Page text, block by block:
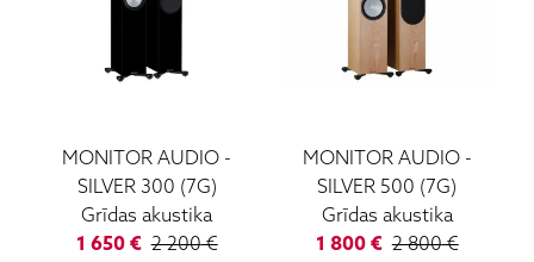
MONITOR AUDIO -
SILVER 300 (7G)
Grīdas akustika
1 650€ 2 200€
MONITOR AUDIO-
SILVER 500 (7G)
Grīdas akustika
1 800€ 2 800€